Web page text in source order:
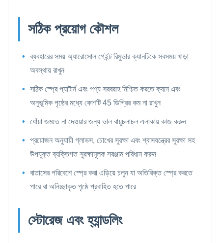
সঠিক প্রয়োগ কৌশল
ব্যবহারের সময় অ্যারোসোল পেইন্ট রিমুভার ক্যানটিকে সবসময় খাড়া
অবস্থায় রাখুন
সঠিক স্প্রে প্যাটার্ন এবং পণ্য সরবরাহ নিশ্চিত করতে ক্যান এবং
অনুভূমিক পৃষ্ঠের মধ্যে কোণটি 45 ডিগ্রির কম না রাখুন
ধোঁয়া জমতে না দেওয়ার জন্য ভাল বায়ুচলাচল এলাকায় কাজ করুন
প্রয়োজন অনুযায়ী গ্লাভস, চোখের সুরক্ষা এবং শ্বাসযন্ত্রের সুরক্ষা সহ
উপযুক্ত ব্যক্তিগত সুরক্ষামূলক সরঞ্জাম পরিধান করুন
বাতাসের পরিবেশে স্প্রে করা এড়িয়ে চলুন যা অতিরিক্ত স্প্রে করতে
পারে বা অনিচ্ছাকৃত পৃষ্ঠে প্রবাহিত হতে পারে
স্টোরেজ এবং হ্যান্ডলিং